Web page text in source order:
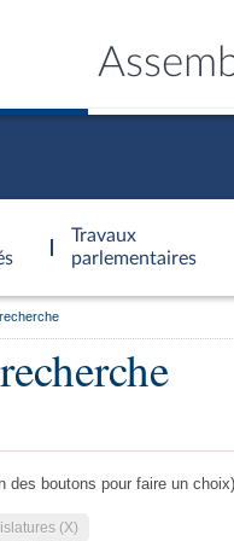
Travaux
parlementaires
des boutons pour faire un choix)
(X)